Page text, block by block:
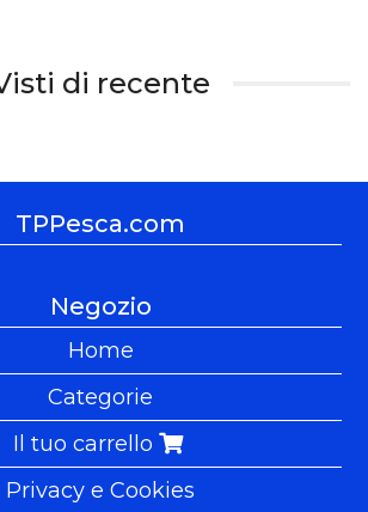
di recente
TPPesca.com
Negozio
Home
Categorie
Il tuo carrello
Privacy e Cookies